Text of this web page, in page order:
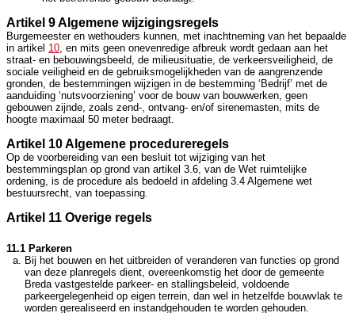
Artikel 9 Algemene wijzigingsregels
Burgemeester en wethouders kunnen, met inachtneming van het bepaalde
in artikel 10 , en mits geen onevenredige afbreuk wordt gedaan aan het
straat- en bebouwingsbeeld, de milieusituatie, de verkeersveiligheid, de
sociale veiligheid en de gebruiksmogelijkheden van de aangrenzende
gronden, de bestemmingen wijzigen in de bestemming ‘Bedrijf’ met de
aanduiding ‘nutsvoorziening’ voor de bouw van bouwwerken, geen
gebouwen zijnde, zoals zend-, ontvang- en/of sirenemasten, mits de
hoogte maximaal 50 meter bedraagt.
Artikel 10 Algemene procedureregels
Op de voorbereiding van een besluit tot wijziging van het
bestemmingsplan op grond van artikel 3.6, van de Wet ruimtelijke
ordening, is de procedure als bedoeld in afdeling 3.4 Algemene wet
bestuursrecht, van toepassing.
Artikel 11 Overige regels
11.1 Parkeren
Bij het bouwen en het uitbreiden of veranderen van functies op grond
van deze planregels dient, overeenkomstig het door de gemeente
Breda vastgestelde parkeer- en stallingsbeleid, voldoende
parkeergelegenheid op eigen terrein, dan wel in hetzelfde bouwvlak te
worden gerealiseerd en instandgehouden te worden gehouden.